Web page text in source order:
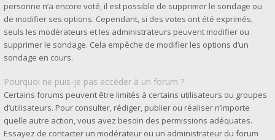
personne n’a encore voté, il est possible de supprimer le sondage ou
de modifier ses options. Cependant, si des votes ont été exprimés,
seuls les modérateurs et les administrateurs peuvent modifier ou
supprimer le sondage. Cela empêche de modifier les options d’un
sondage en cours.
Pourquoi ne puis-je pas accéder à un forum ?
Certains forums peuvent être limités à certains utilisateurs ou groupes
d’utilisateurs. Pour consulter, rédiger, publier ou réaliser n’importe
quelle autre action, vous avez besoin des permissions adéquates.
Essayez de contacter un modérateur ou un administrateur du forum